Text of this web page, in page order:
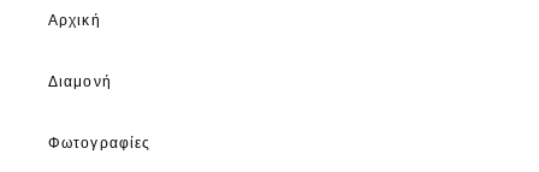
Αρχική
Διαμονή
Φωτογραφίες